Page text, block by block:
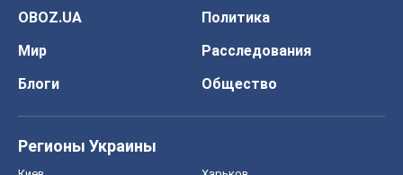
OBOZ.UA
Политика
Мир
Расследования
Блоги
Общество
Регионы Украины